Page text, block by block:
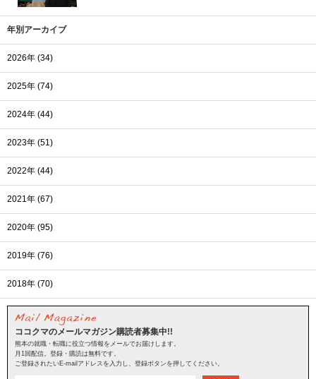
年別アーカイブ
2026年 (34)
2025年 (74)
2024年 (44)
2023年 (51)
2022年 (44)
2021年 (67)
2020年 (95)
2019年 (76)
2018年 (70)
ココクマのメールマガジン購読者募集中!!
熊本の就職・転職に役立つ情報をメールでお届けします。
月1回配信。登録・購読は無料です。
ご登録されたいE-mailアドレスを入力し、登録ボタンを押してください。